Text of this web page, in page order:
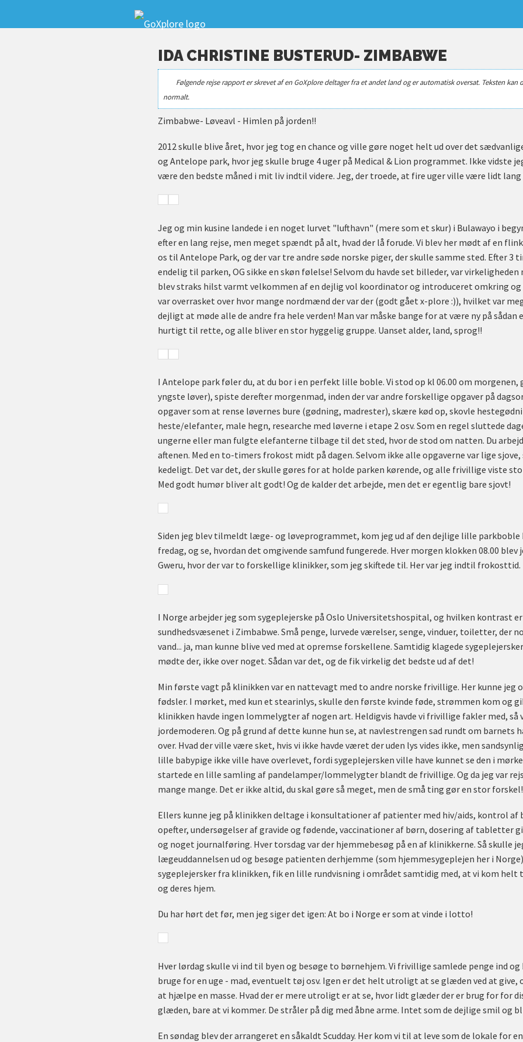
IDA CHRISTINE BUSTERUD- ZIMBABWE
Følgende rejse rapport er skrevet af en GoXplore deltager fra et andet land og er automatisk oversat. Teksten
normalt.
Zimbabwe- Løveavl - Himlen på jorden!!
2012 skulle blive året, hvor jeg tog en chance og ville gøre noget helt ud over det
og Antelope park, hvor jeg skulle bruge 4 uger på Medical & Lion programmet. Ikke vidste
være den bedste måned i mit liv indtil videre. Jeg, der troede, at fire uger ville være lidt lang
Jeg og min kusine landede i en noget lurvet "lufthavn" (mere som et skur) i Bulawayo i
efter en lang rejse, men meget spændt på alt, hvad der lå forude. Vi blev her mødt af en
os til Antelope Park, og der var tre andre søde norske piger, der skulle samme sted. Efter 3
endelig til parken, OG sikke en skøn følelse! Selvom du havde set billeder, var virkeligheden
blev straks hilst varmt velkommen af en dejlig vol koordinator og introduceret omkring
var overrasket over hvor mange nordmænd der var der (godt gået x-plore :)), hvilket var
dejligt at møde alle de andre fra hele verden! Man var måske bange for at være ny på sådan
hurtigt til rette, og alle bliver en stor hyggelig gruppe. Uanset alder, land, sprog!!
I Antelope park føler du, at du bor i en perfekt lille boble. Vi stod op kl 06.00 om morgenen,
yngste løver), spiste derefter morgenmad, inden der var andre forskellige opgaver på
opgaver som at rense løvernes bure (gødning, madrester), skære kød op, skovle
heste/elefanter, male hegn, researche med løverne i etape 2 osv. Som en regel sluttede
ungerne eller man fulgte elefanterne tilbage til det sted, hvor de stod om natten. Du
aftenen. Med en to-timers frokost midt på dagen. Selvom ikke alle opgaverne var lige
kedeligt. Det var det, der skulle gøres for at holde parken kørende, og alle frivillige viste
Med godt humør bliver alt godt! Og de kalder det arbejde, men det er egentlig bare sjovt!
Siden jeg blev tilmeldt læge- og løveprogrammet, kom jeg ud af den dejlige lille parkboble
fredag, og se, hvordan det omgivende samfund fungerede. Hver morgen klokken 08.00
Gweru, hvor der var to forskellige klinikker, som jeg skiftede til. Her var jeg indtil frokosttid.
I Norge arbejder jeg som sygeplejerske på Oslo Universitetshospital, og hvilken kontrast
sundhedsvæsenet i Zimbabwe. Små penge, lurvede værelser, senge, vinduer, toiletter, der
vand... ja, man kunne blive ved med at opremse forskellene. Samtidig klagede
mødte der, ikke over noget. Sådan var det, og de fik virkelig det bedste ud af det!
Min første vagt på klinikken var en nattevagt med to andre norske frivillige. Her kunne jeg
fødsler. I mørket, med kun et stearinlys, skulle den første kvinde føde, strømmen kom og
klinikken havde ingen lommelygter af nogen art. Heldigvis havde vi frivillige fakler med,
jordemoderen. Og på grund af dette kunne hun se, at navlestrengen sad rundt om barnets
over. Hvad der ville være sket, hvis vi ikke havde været der uden lys vides ikke, men
lille babypige ikke ville have overlevet, fordi sygeplejersken ville have kunnet se den i
startede en lille samling af pandelamper/lommelygter blandt de frivillige. Og da jeg var
mange mange. Det er ikke altid, du skal gøre så meget, men de små ting gør en stor forskel!
Ellers kunne jeg på klinikken deltage i konsultationer af patienter med hiv/aids, kontrol af
opefter, undersøgelser af gravide og fødende, vaccinationer af børn, dosering af
og noget journalføring. Hver torsdag var der hjemmebesøg på en af klinikkerne. Så skulle
lægeuddannelsen ud og besøge patienten derhjemme (som hjemmesygeplejen her i
sygeplejersker fra klinikken, fik en lille rundvisning i området samtidig med, at vi kom
og deres hjem.
Du har hørt det før, men jeg siger det igen: At bo i Norge er som at vinde i lotto!
Hver lørdag skulle vi ind til byen og besøge to børnehjem. Vi frivillige samlede penge ind
bruge for en uge - mad, eventuelt tøj osv. Igen er det helt utroligt at se glæden ved at
at hjælpe en masse. Hvad der er mere utroligt er at se, hvor lidt glæder der er brug for for
glæden, bare at vi kommer. De stråler på dig med åbne arme. Intet som de dejlige smil og
En søndag blev der arrangeret en såkaldt Scudday. Her kom vi til at leve som de lokale for